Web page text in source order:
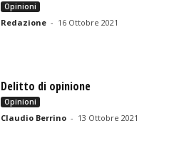
Opinioni
Redazione - 16 Ottobre 2021
Delitto di opinione
Opinioni
Claudio Berrino - 13 Ottobre 2021